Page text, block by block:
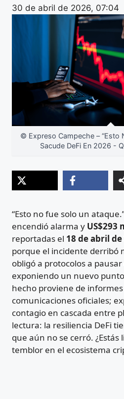
30 de abril de 2026, 07:04
© Expreso Campeche – “Esto
Sacude DeFi En 2026 -
“Esto no fue solo un
encendió alarma y US$293
reportadas el 18 de abril de
porque el incidente derribó
obligó a protocolos a
exponiendo un nuevo
hecho proviene de
comunicaciones oficiales;
contagio en cascada entre
lectura: la resiliencia DeFi
que aún no se cerró.
temblor en el ecosistema